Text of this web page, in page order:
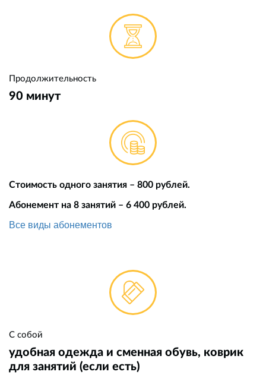
Продолжительность
90 минут
Стоимость одного занятия – 800 рублей.
Абонемент на 8 занятий – 6 400 рублей.
Все виды абонементов
С собой
удобная одежда и сменная обувь, коврик
для занятий (если есть)